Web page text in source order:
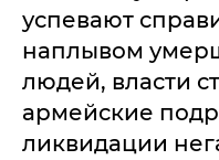
успевают
наплывом
людей, власти
армейские
ликвидации